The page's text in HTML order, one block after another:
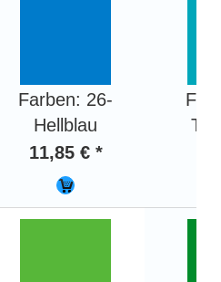
Farben: 26-
Hellblau
11,85 € *